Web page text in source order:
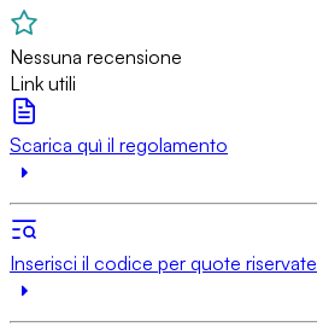
Nessuna recensione
Link utili
Scarica quì il regolamento
Inserisci il codice per quote riservate